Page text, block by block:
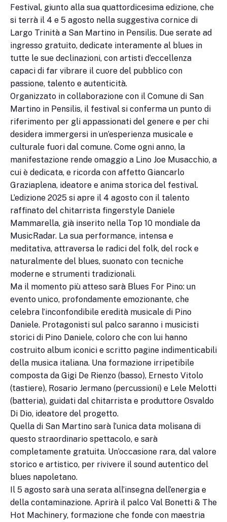
Festival, giunto alla sua quattordicesima edizione, che
si terrà il 4 e 5 agosto nella suggestiva cornice di
Largo Trinità a San Martino in Pensilis. Due serate ad
ingresso gratuito, dedicate interamente al blues in
tutte le sue declinazioni, con artisti d’eccellenza
capaci di far vibrare il cuore del pubblico con
passione, talento e autenticità.
Organizzato in collaborazione con il Comune di San
Martino in Pensilis, il festival si conferma un punto di
riferimento per gli appassionati del genere e per chi
desidera immergersi in un’esperienza musicale e
culturale fuori dal comune. Come ogni anno, la
manifestazione rende omaggio a Lino Joe Musacchio, a
cui è dedicata, e ricorda con affetto Giancarlo
Graziaplena, ideatore e anima storica del festival.
L’edizione 2025 si apre il 4 agosto con il talento
raffinato del chitarrista fingerstyle Daniele
Mammarella, già inserito nella Top 10 mondiale da
MusicRadar. La sua performance, intensa e
meditativa, attraversa le radici del folk, del rock e
naturalmente del blues, suonato con tecniche
moderne e strumenti tradizionali.
Ma il momento più atteso sarà Blues For Pino: un
evento unico, profondamente emozionante, che
celebra l’inconfondibile eredità musicale di Pino
Daniele. Protagonisti sul palco saranno i musicisti
storici di Pino Daniele, coloro che con lui hanno
costruito album iconici e scritto pagine indimenticabili
della musica italiana. Una formazione irripetibile
composta da Gigi De Rienzo (basso), Ernesto Vitolo
(tastiere), Rosario Jermano (percussioni) e Lele Melotti
(batteria), guidati dal chitarrista e produttore Osvaldo
Di Dio, ideatore del progetto.
Quella di San Martino sarà l’unica data molisana di
questo straordinario spettacolo, e sarà
completamente gratuita. Un’occasione rara, dal valore
storico e artistico, per rivivere il sound autentico del
blues napoletano.
Il 5 agosto sarà una serata all’insegna dell’energia e
della contaminazione. Aprirà il palco Val Bonetti & The
Hot Machinery, formazione che fonde con maestria